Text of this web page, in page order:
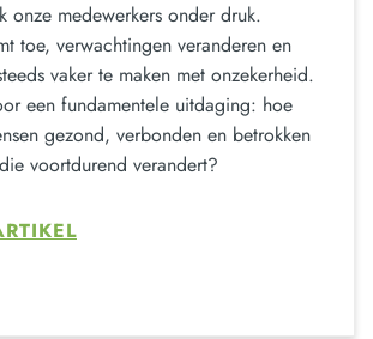
onze medewerkers onder druk.
toe, verwachtingen veranderen en
vaker te maken met onzekerheid.
een fundamentele uitdaging: hoe
gezond, verbonden en betrokken
voortdurend verandert?